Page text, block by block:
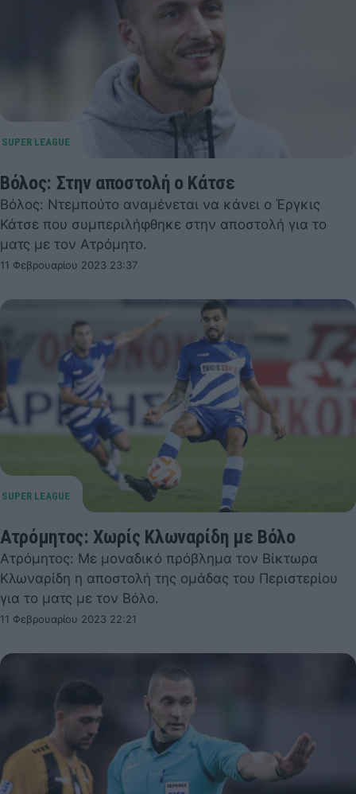
Βόλος: Στην αποστολή ο Κάτσε
Βόλος: Ντεμπούτο αναμένεται να κάνει ο Έργκις
Κάτσε που συμπεριλήφθηκε στην αποστολή για το
ματς με τον Ατρόμητο.
11 Φεβρουαρίου 2023 23:37
Ατρόμητος: Χωρίς Κλωναρίδη με Βόλο
Ατρόμητος: Με μοναδικό πρόβλημα τον Βίκτωρα
Κλωναρίδη η αποστολή της ομάδας του Περιστερίου
για το ματς με τον Βόλο.
11 Φεβρουαρίου 2023 22:21